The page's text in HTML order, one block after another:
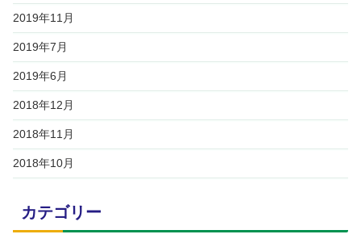
2019年11月
2019年7月
2019年6月
2018年12月
2018年11月
2018年10月
カテゴリー